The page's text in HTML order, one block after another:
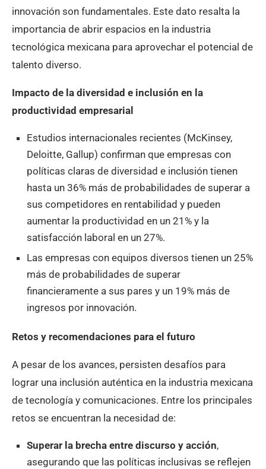
innovación son fundamentales. Este dato resalta la
importancia de abrir espacios en la industria
tecnológica mexicana para aprovechar el potencial de
talento diverso.
Impacto de la diversidad e inclusión en la
productividad empresarial
Estudios internacionales recientes (McKinsey,
Deloitte, Gallup) confirman que empresas con
políticas claras de diversidad e inclusión tienen
hasta un 36% más de probabilidades de superar a
sus competidores en rentabilidad y pueden
aumentar la productividad en un 21% y la
satisfacción laboral en un 27%.
Las empresas con equipos diversos tienen un 25%
más de probabilidades de superar
financieramente a sus pares y un 19% más de
ingresos por innovación.
Retos y recomendaciones para el futuro
A pesar de los avances, persisten desafíos para
lograr una inclusión auténtica en la industria mexicana
de tecnología y comunicaciones. Entre los principales
retos se encuentran la necesidad de:
Superar la brecha entre discurso y acción,
asegurando que las políticas inclusivas se reflejen